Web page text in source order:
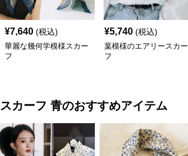
¥7,640 (税込)
華麗な幾何学模様スカー
フ
¥5,740 (税込)
葉模様のエアリースカー
フ
スカーフ 青のおすすめアイテム